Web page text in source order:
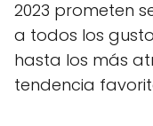
2023 prometen
a todos los
hasta los más
tendencia